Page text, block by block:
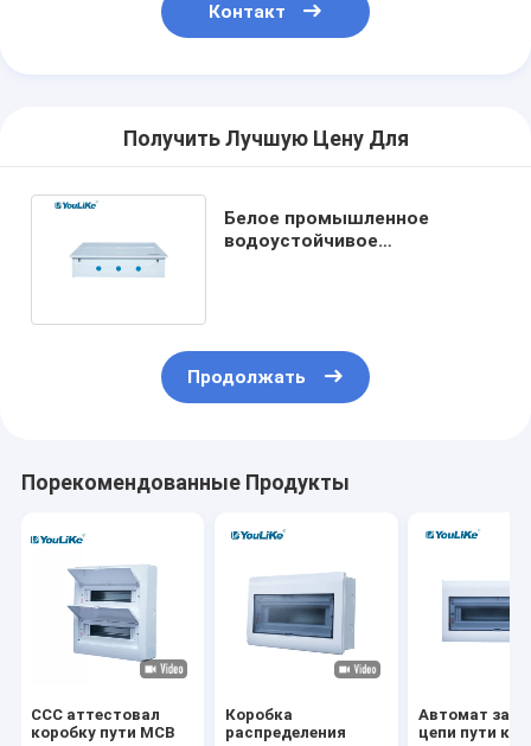
Контакт
Получить Лучшую Цену Для
Белое промышленное
водоустойчивое
Продолжать
Порекомендованные Продукты
CCC аттестовал
коробку пути MCB
Коробка
распределения
Автомат
цепи пути